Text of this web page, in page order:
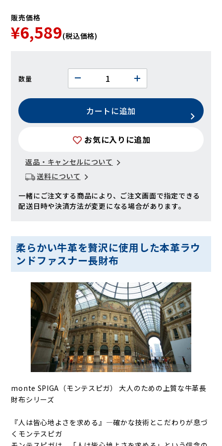
販売価格
¥6,589(税込価格)
数量
カートに追加
お気に入りに追加
返品・キャンセルについて
送料について
一緒にご注文する商品により、ご注文画面で指定できる
配送日時や決済方法が変更になる場合があります。
柔らかい牛革を贅沢に使用した本革ラウ
ンドファスナー長財布
monte SPIGA（モンテスピガ） 大人のための上質な牛革長
財布シリーズ
『人は皆心地よさを求める』—確かな技術とこだわりが息づ
くモンテスピガ